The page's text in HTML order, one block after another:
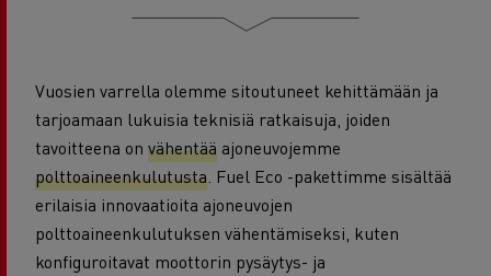
Vuosien varrella olemme sitoutuneet kehittämään ja
tarjoamaan lukuisia teknisiä ratkaisuja, joiden
tavoitteena on vähentää ajoneuvojemme
polttoaineenkulutusta . Fuel Eco -pakettimme sisältää
erilaisia innovaatioita ajoneuvojen
polttoaineenkulutuksen vähentämiseksi, kuten
konfiguroitavat moottorin pysäytys- ja